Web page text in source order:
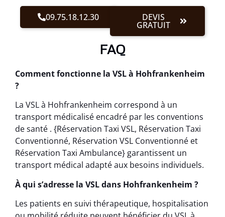
09.75.18.12.30 DEVIS
GRATUIT
FAQ
Comment fonctionne la VSL à Hohfrankenheim
?
La VSL à Hohfrankenheim correspond à un
transport médicalisé encadré par les conventions
de santé . {Réservation Taxi VSL, Réservation Taxi
Conventionné, Réservation VSL Conventionné et
Réservation Taxi Ambulance} garantissent un
transport médical adapté aux besoins individuels.
À qui s’adresse la VSL dans Hohfrankenheim ?
Les patients en suivi thérapeutique, hospitalisation